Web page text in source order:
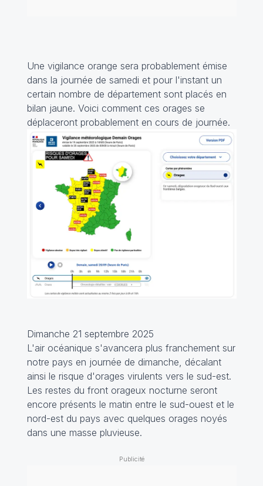
Une vigilance orange sera probablement émise
dans la journée de samedi et pour l'instant un
certain nombre de département sont placés en
bilan jaune. Voici comment ces orages se
déplaceront probablement en cours de journée.
Dimanche 21 septembre 2025
L'air océanique s'avancera plus franchement sur
notre pays en journée de dimanche, décalant
ainsi le risque d'orages virulents vers le sud-est.
Les restes du front orageux nocturne seront
encore présents le matin entre le sud-ouest et le
nord-est du pays avec quelques orages noyés
dans une masse pluvieuse.